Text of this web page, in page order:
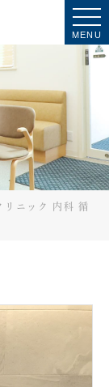
MENU
リニック 内科 循